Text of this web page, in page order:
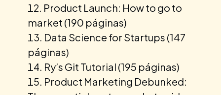
Product Launch: How to go to
market (190 páginas)
Data Science for Startups (147
páginas)
Ry’s Git Tutorial (195 páginas)
Product Marketing Debunked: